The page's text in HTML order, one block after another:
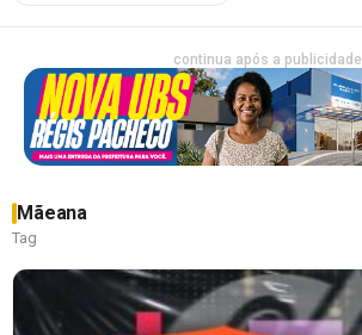
continua após a publicidade
Mãeana
Tag